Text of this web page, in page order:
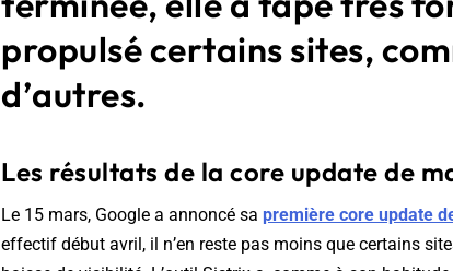
propulsé certains sites,
d’autres.
Les résultats de la core update de
Le 15 mars, Google a annoncé sa première core update
effectif début avril, il n’en reste pas moins que certains